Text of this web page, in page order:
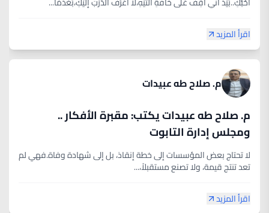
اقرأ المزيد
م. صلاح طه عبيدات
م. صلاح طه عبيدات يكتب: مقبرة الأفكار ..
ومجلس إدارة التابوت
لا تحتاج بعض المؤسسات إلى خطة إنقاذ، بل إلى شهادة وفاة.فهي لم
تعد تنتج قيمة، ولا تصنع مستقبلاً،...
اقرأ المزيد